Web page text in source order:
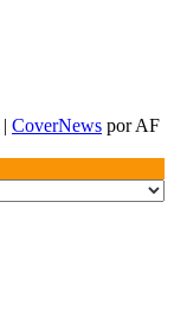
| CoverNews por AF